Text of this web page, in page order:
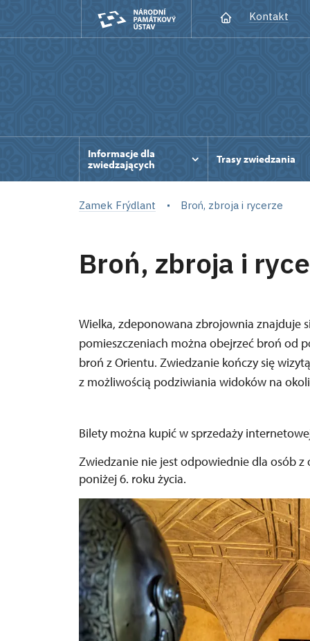
Kontakt
Informacje dla
zwiedzających
Trasy zwiedzania
Zamek Frýdlant Broń, zbroja i rycerze
Broń, zbroja i
Wielka, zdeponowana zbrojownia znajduje
pomieszczeniach można obejrzeć broń od
broń z Orientu. Zwiedzanie kończy się
z możliwością podziwiania widoków na
Bilety można kupić w sprzedaży
Zwiedzanie nie jest odpowiednie dla osób
poniżej 6. roku życia.